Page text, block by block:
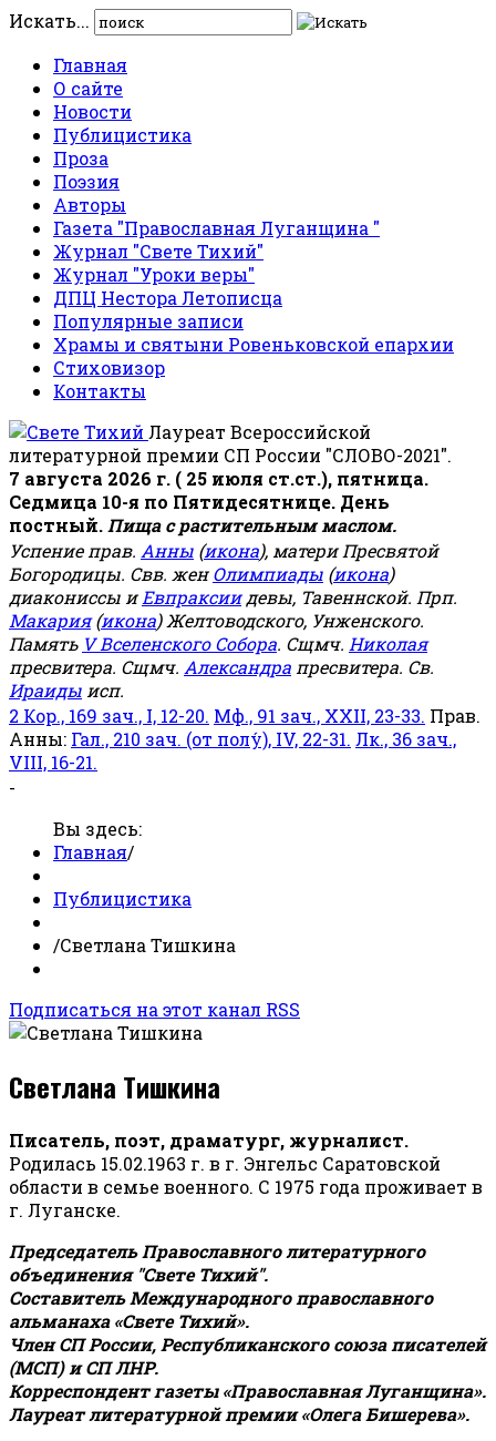
Искать...
Главная
О сайте
Новости
Публицистика
Проза
Поэзия
Авторы
Газета "Православная Луганщина "
Журнал "Свете Тихий"
Журнал "Уроки веры"
ДПЦ Нестора Летописца
Популярные записи
Храмы и святыни Ровеньковской епархии
Стиховизор
Контакты
Лауреат Всероссийской
литературной премии СП России "СЛОВО-2021".
7 августа 2026 г. ( 25 июля ст.ст.), пятница.
Седмица 10-я по Пятидесятнице. День
постный. Пища с растительным маслом.
Успение прав. Анны (икона), матери Пресвятой
Богородицы. Свв. женОлимпиады (икона)
диакониссы иЕвпраксиидевы, Тавеннской. Прп.
Макария(икона) Желтоводского, Унженского.
Память V Вселенского Собора. Сщмч. Николая
пресвитера. Сщмч. Александра пресвитера. Св.
Ираиды исп.
2 Кор., 169 зач., I, 12-20. Мф., 91 зач., XXII, 23-33. Прав.
Анны: Гал., 210 зач. (от полу́), IV, 22-31. Лк., 36 зач.,
VIII, 16-21.
-
Вы здесь:
Главная/
Публицистика
/Светлана Тишкина
Подписаться на этот канал RSS
Светлана Тишкина
Писатель, поэт, драматург, журналист.
Родилась 15.02.1963 г. в г. Энгельс Саратовской
области в семье военного. С 1975 года проживает в
г. Луганске.
Председатель Православного литературного
объединения "Свете Тихий".
Составитель Международного православного
альманаха «Свете Тихий».
Член СП России, Республиканского союза писателей
(МСП) и СП ЛНР.
Корреспондент газеты «Православная Луганщина».
Лауреат литературной премии «Олега Бишерева».